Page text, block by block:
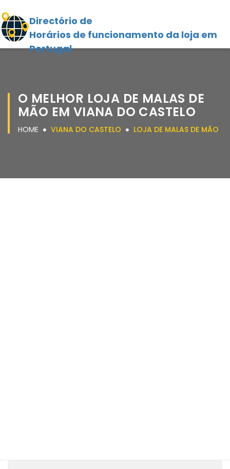
Directório de
Horários de funcionamento da loja em
Portugal
O MELHOR LOJA DE MALAS DE
MÃO EM VIANA DO CASTELO
HOME VIANA DO CASTELO LOJA DE MALAS DE MÃO